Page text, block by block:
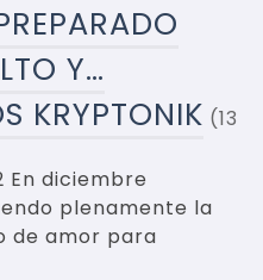
Y…
KRYPTONIK
13
En diciembre
plenamente la
de amor para